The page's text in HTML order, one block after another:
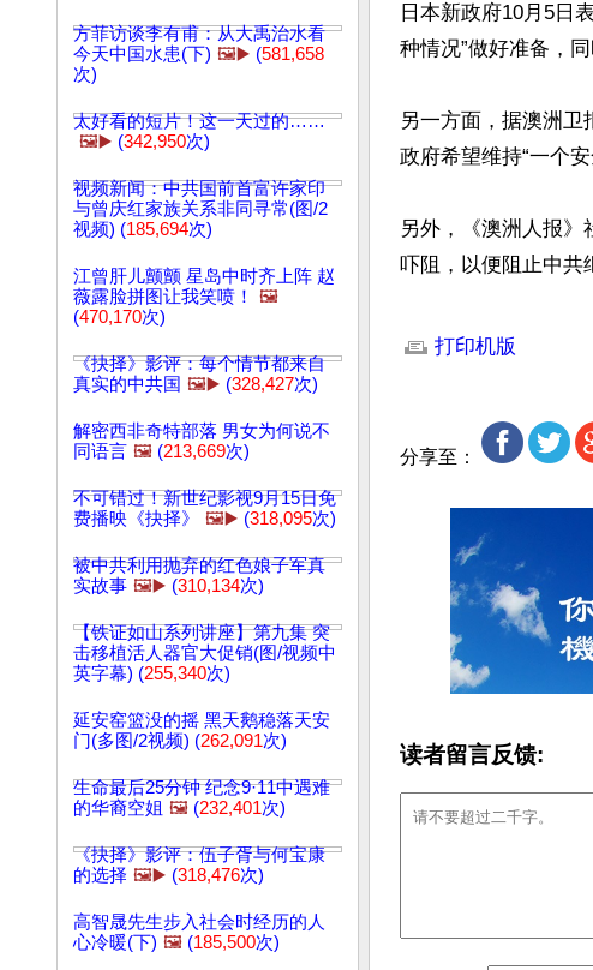
方菲访谈李有甫：从大禹治水看
今天中国水患(下) 🖼️▶️ (581,658
次)
太好看的短片！这一天过的……
🖼️▶️ (342,950次)
视频新闻：中共国前首富许家印
与曾庆红家族关系非同寻常(图/2
视频) (185,694次)
江曾肝儿颤颤 星岛中时齐上阵 赵
薇露脸拼图让我笑喷！
🖼️
(470,170次)
《抉择》影评：每个情节都来自
真实的中共国 🖼️▶️ (328,427次)
解密西非奇特部落 男女为何说不
同语言 🖼️ (213,669次)
不可错过！新世纪影视9月15日免
费播映《抉择》
🖼️▶️ (318,095次)
被中共利用抛弃的红色娘子军真
实故事 🖼️▶️ (310,134次)
【铁证如山系列讲座】第九集 突
击移植活人器官大促销(图/视频中
英字幕) (255,340次)
延安窑篮没的摇 黑天鹅稳落天安
门(多图/2视频) (262,091次)
生命最后25分钟 纪念9·11中遇难
的华裔空姐 🖼️ (232,401次)
《抉择》影评：伍子胥与何宝康
的选择 🖼️▶️ (318,476次)
高智晟先生步入社会时经历的人
心冷暖(下) 🖼️ (185,500次)
日本新政府10月5日
种情况”做好准备，
另一方面，据澳洲卫
政府希望维持“一个
另外，《澳洲人报》
吓阻，以便阻止中
打印机版
分享至：
读者留言反馈: